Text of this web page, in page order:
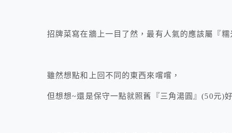
招牌菜寫在牆上一目了然，最有人氣的應該屬『
雖然想點和上回不同的東西來嚐嚐，
但想想~還是保守一點就照舊『三角湯圓』(50元)